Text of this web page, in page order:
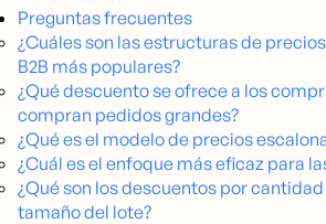
Preguntas frecuentes
¿Cuáles son las estructuras de
B2B más populares?
¿Qué descuento se ofrece a los
compran pedidos grandes?
¿Qué es el modelo de precios
¿Cuál es el enfoque más eficaz para
¿Qué son los descuentos por
tamaño del lote?